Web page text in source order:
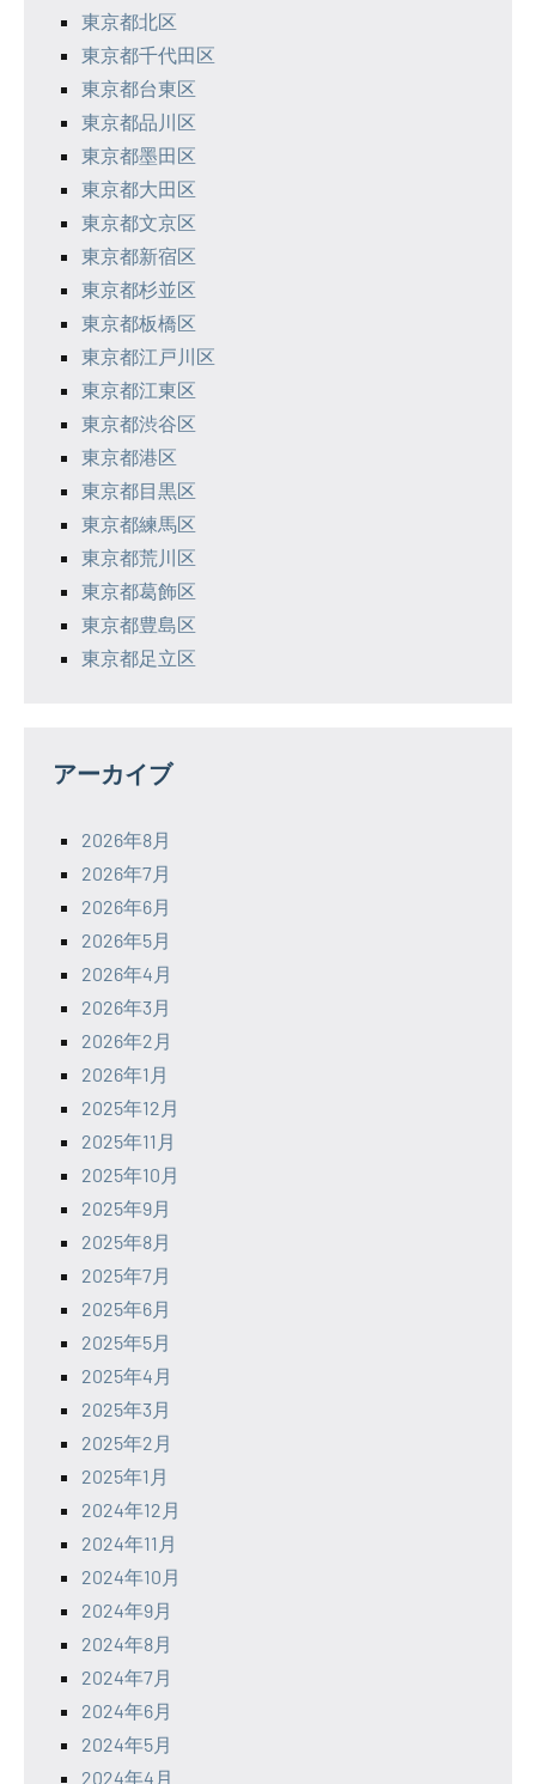
東京都北区
東京都千代田区
東京都台東区
東京都品川区
東京都墨田区
東京都大田区
東京都文京区
東京都新宿区
東京都杉並区
東京都板橋区
東京都江戸川区
東京都江東区
東京都渋谷区
東京都港区
東京都目黒区
東京都練馬区
東京都荒川区
東京都葛飾区
東京都豊島区
東京都足立区
アーカイブ
2026年8月
2026年7月
2026年6月
2026年5月
2026年4月
2026年3月
2026年2月
2026年1月
2025年12月
2025年11月
2025年10月
2025年9月
2025年8月
2025年7月
2025年6月
2025年5月
2025年4月
2025年3月
2025年2月
2025年1月
2024年12月
2024年11月
2024年10月
2024年9月
2024年8月
2024年7月
2024年6月
2024年5月
2024年4月